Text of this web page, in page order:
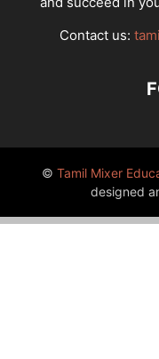
Contact us:
© Tamil Mixer
designed